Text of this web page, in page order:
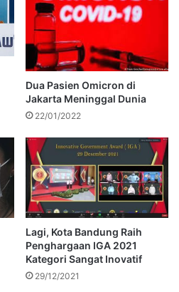
Dua Pasien Omicron di
Jakarta Meninggal Dunia
22/01/2022
Lagi, Kota Bandung Raih
Penghargaan IGA 2021
Kategori Sangat Inovatif
29/12/2021